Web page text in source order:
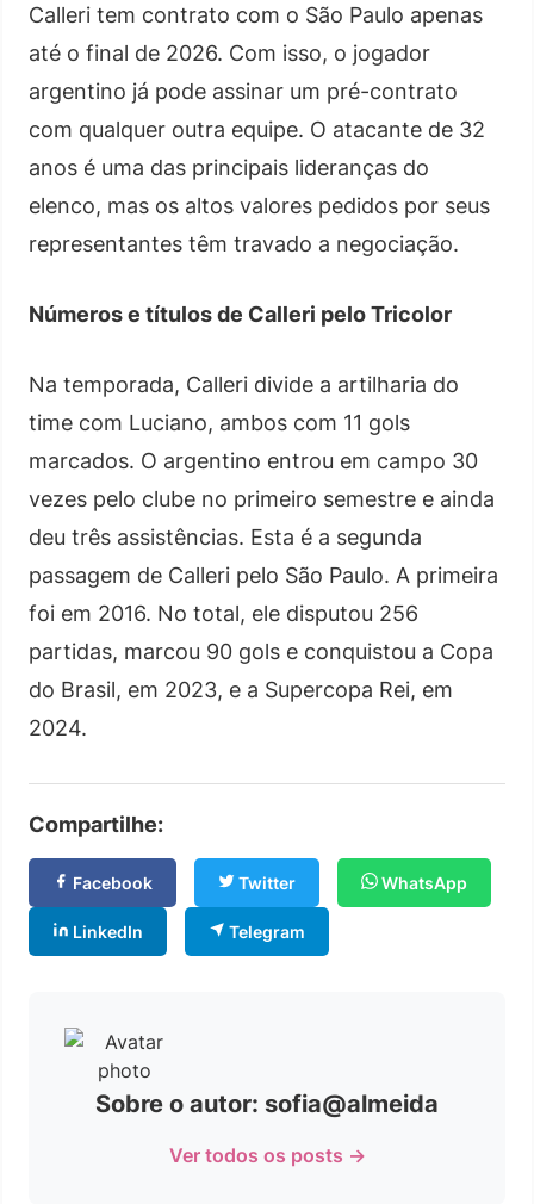
Calleri tem contrato com o São Paulo apenas
até o final de 2026. Com isso, o jogador
argentino já pode assinar um pré-contrato
com qualquer outra equipe. O atacante de 32
anos é uma das principais lideranças do
elenco, mas os altos valores pedidos por seus
representantes têm travado a negociação.
Números e títulos de Calleri pelo Tricolor
Na temporada, Calleri divide a artilharia do
time com Luciano, ambos com 11 gols
marcados. O argentino entrou em campo 30
vezes pelo clube no primeiro semestre e ainda
deu três assistências. Esta é a segunda
passagem de Calleri pelo São Paulo. A primeira
foi em 2016. No total, ele disputou 256
partidas, marcou 90 gols e conquistou a Copa
do Brasil, em 2023, e a Supercopa Rei, em
2024.
Compartilhe:
Facebook Twitter WhatsApp
LinkedIn Telegram
Sobre o autor: sofia@almeida
Ver todos os posts →